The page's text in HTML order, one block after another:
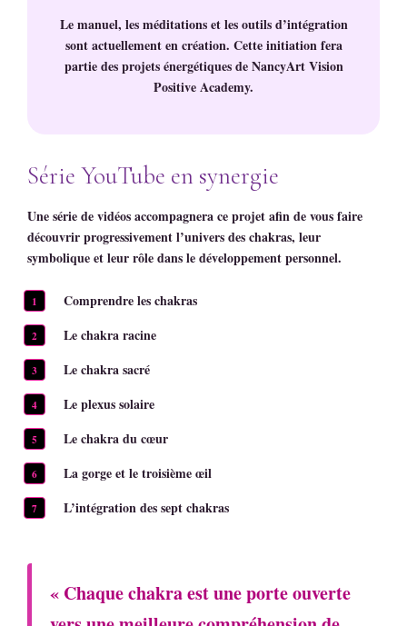
Le manuel, les méditations et les outils d’intégration
sont actuellement en création. Cette initiation fera
partie des projets énergétiques deNancyArt Vision
Positive Academy.
Série YouTube en synergie
Une série de vidéos accompagnera ce projet afin de vous faire
découvrir progressivement l’univers des chakras, leur
symbolique et leur rôle dans le développement personnel.
Comprendre les chakras
Le chakra racine
Le chakra sacré
Le plexus solaire
Le chakra du cœur
La gorge et le troisième œil
L’intégration des sept chakras
« Chaque chakra est une porte ouverte